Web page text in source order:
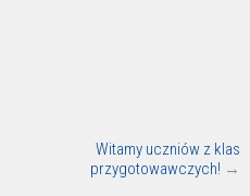
Witamy uczniów z klas
przygotowawczych! →